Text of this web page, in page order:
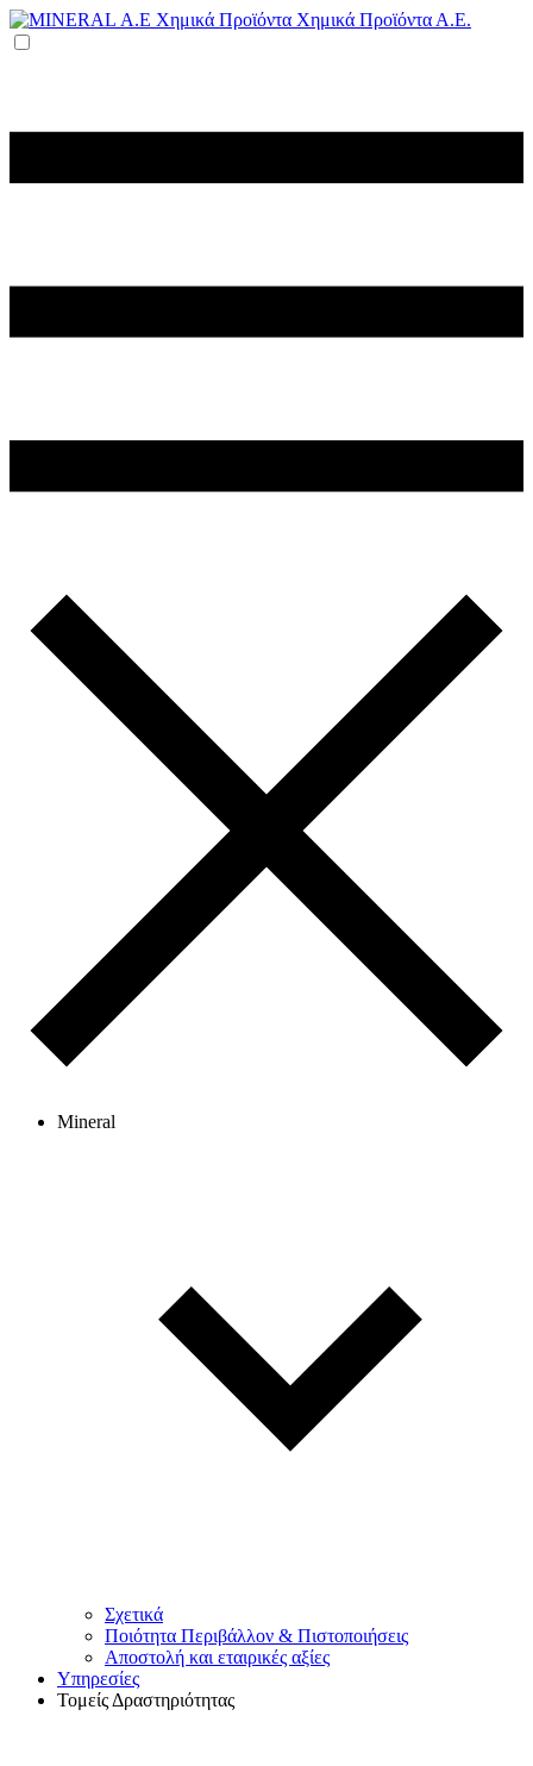
Χημικά Προϊόντα Α.Ε.
Mineral
Σχετικά
Ποιότητα Περιβάλλον & Πιστοποιήσεις
Αποστολή και εταιρικές αξίες
Υπηρεσίες
Τομείς Δραστηριότητας